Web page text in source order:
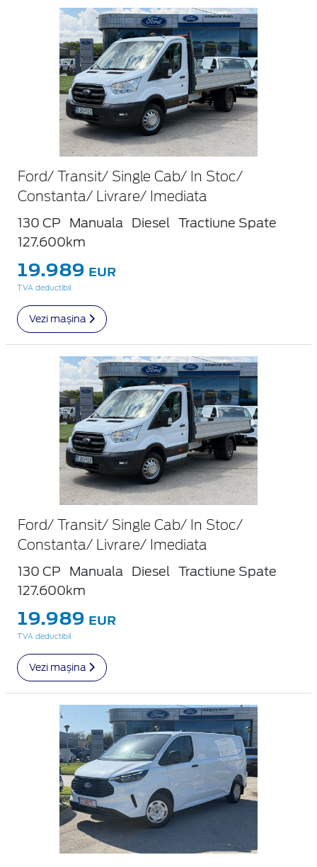
Ford/ Transit/ Single Cab/ In Stoc/
Constanta/ Livrare/ Imediata
130 CP Manuala Diesel
Tractiune Spate
127.600km
19.989 EUR
TVA deductibil
Vezi mașina
Ford/ Transit/ Single Cab/ In Stoc/
Constanta/ Livrare/ Imediata
130 CP Manuala Diesel
Tractiune Spate
127.600km
19.989 EUR
TVA deductibil
Vezi mașina